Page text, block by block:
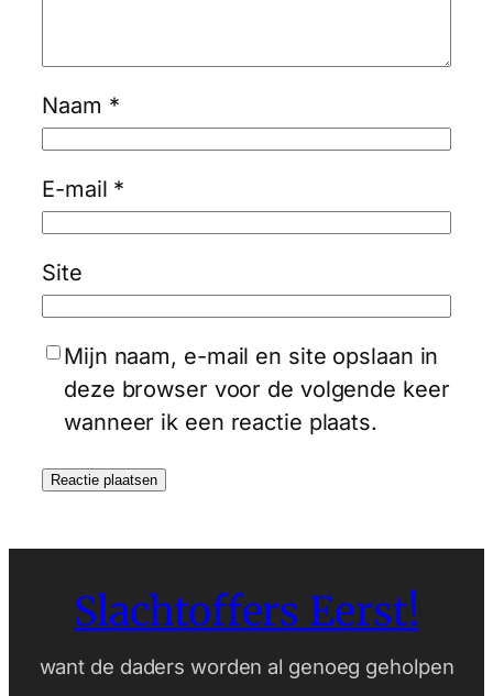
Naam *
E-mail *
Site
Mijn naam, e-mail en site opslaan in
deze browser voor de volgende keer
wanneer ik een reactie plaats.
Slachtoffers Eerst!
want de daders worden al genoeg geholpen